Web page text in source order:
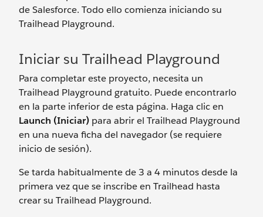
de Salesforce. Todo ello comienza iniciando su
Trailhead Playground.
Iniciar su Trailhead Playground
Para completar este proyecto, necesita un
Trailhead Playground gratuito. Puede encontrarlo
en la parte inferior de esta página. Haga clic en
Launch (Iniciar) para abrir el Trailhead Playground
en una nueva ficha del navegador (se requiere
inicio de sesión).
Se tarda habitualmente de 3 a 4 minutos desde la
primera vez que se inscribe en Trailhead hasta
crear su Trailhead Playground.